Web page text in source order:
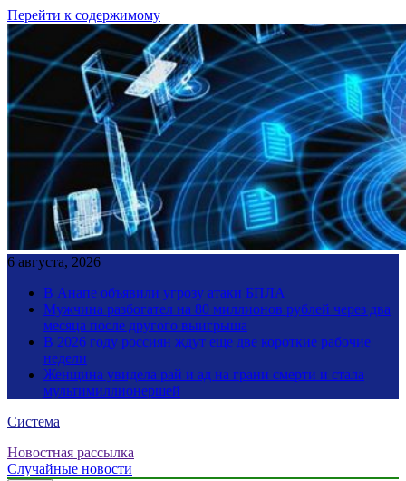
Перейти к содержимому
6 августа, 2026
В Анапе объявили угрозу атаки БПЛА
Мужчина разбогател на 80 миллионов рублей через два
месяца после другого выигрыша
В 2026 году россиян ждут еще две короткие рабочие
недели
Женщина увидела рай и ад на грани смерти и стала
мультимиллионершей
Система
Новостная рассылка
Случайные новости